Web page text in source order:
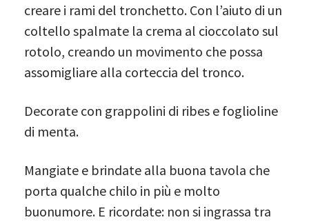
creare i rami del tronchetto. Con l’aiuto di un
coltello spalmate la crema al cioccolato sul
rotolo, creando un movimento che possa
assomigliare alla corteccia del tronco.
Decorate con grappolini di ribes e foglioline
di menta.
Mangiate e brindate alla buona tavola che
porta qualche chilo in più e molto
buonumore. E ricordate: non si ingrassa tra